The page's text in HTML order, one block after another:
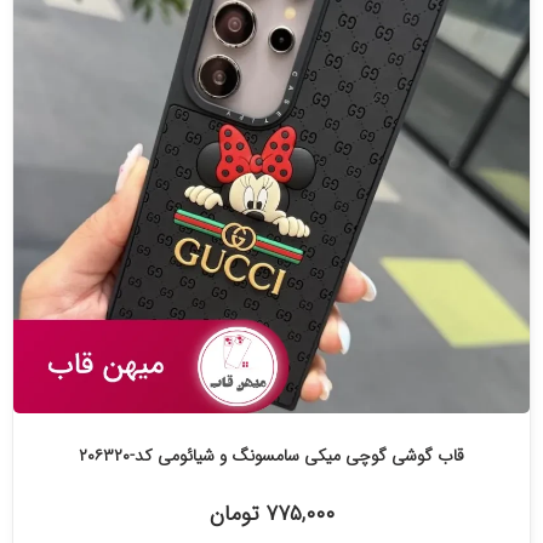
قاب گوشی گوچی میکی سامسونگ و شیائومی کد-۲۰۶۳۲۰
۷۷۵,۰۰۰ تومان